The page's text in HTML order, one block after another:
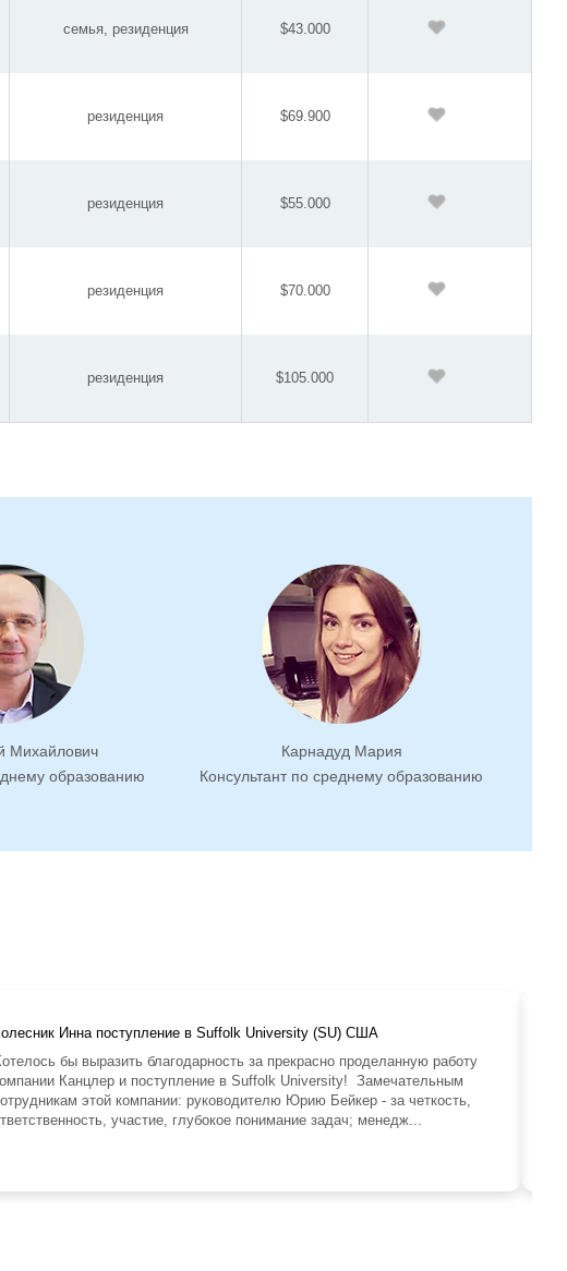
семья, резиденция $43.000
резиденция $69.900
резиденция $55.000
резиденция $70.000
резиденция $105.000
Михайлович
образованию
Карнадуд Мария
Консультант по среднему образованию
Инна поступление в Suffolk University (SU) США
бы выразить благодарность за прекрасно проделанную работу
Канцлер и поступление в Suffolk University! Замечательным
этой компании: руководителю Юрию Бейкер - за четкость,
участие, глубокое понимание задач; менедж...